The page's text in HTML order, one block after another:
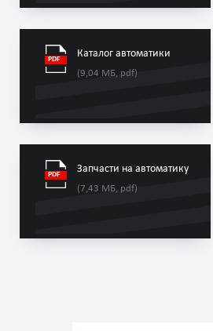
Каталог автоматики
(9,04 МБ, pdf)
Запчасти на автоматику
(7,43 МБ, pdf)